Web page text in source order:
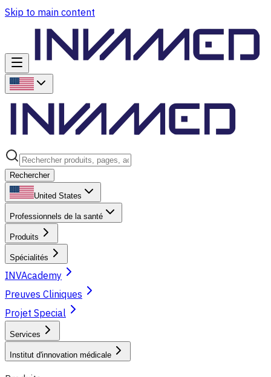
Skip to main content
Rechercher
United States
Professionnels de la santé
Produits
Spécialités
INVAcademy
Preuves Cliniques
Projet Special
Services
Institut d'innovation médicale